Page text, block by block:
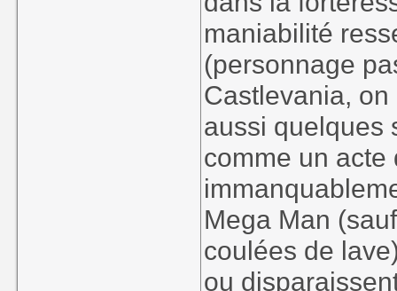
maniabilité
(personnage
Castlevania,
aussi quelques
comme un
Mega Man
coulées de
ou